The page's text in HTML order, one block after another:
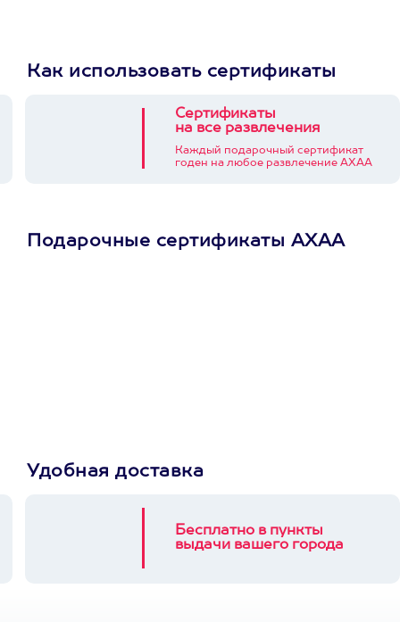
Как использовать сертификаты
Сертификаты
на все развлечения
Каждый подарочный сертификат
годен на любое развлечение АХАА
Подарочные сертификаты АХАА
Удобная доставка
Бесплатно в пункты
выдачи вашего города